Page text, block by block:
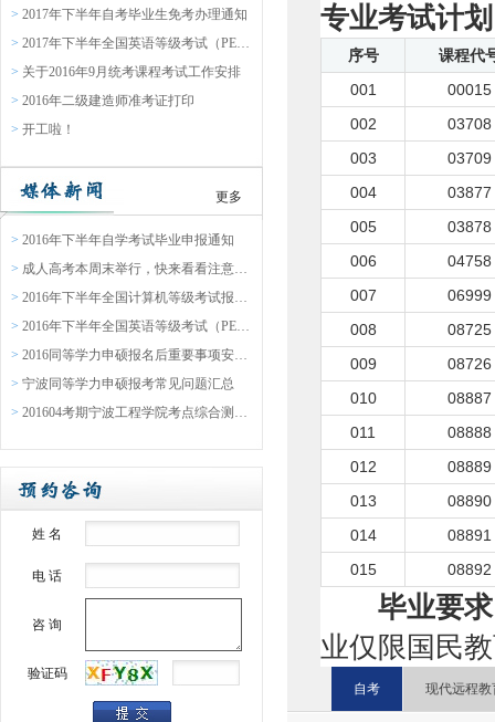
> 2017年下半年自考毕业生免考办理通知
> 2017年下半年全国英语等级考试（PETS）报名通知
> 关于2016年9月统考课程考试工作安排
> 2016年二级建造师准考证打印
> 开工啦！
更多
> 2016年下半年自学考试毕业申报通知
> 成人高考本周末举行，快来看看注意事项吧
> 2016年下半年全国计算机等级考试报名通告
> 2016年下半年全国英语等级考试（PETS）报名通知
> 2016同等学力申硕报名后重要事项安排表
> 宁波同等学力申硕报考常见问题汇总
> 201604考期宁波工程学院考点综合测验缴费通知
姓 名
电 话
咨 询
验证码
专业考试计
序号
课程代
001
00015
002
03708
003
03709
004
03877
005
03878
006
04758
007
06999
008
08725
009
08726
010
08887
011
08888
012
08889
013
08890
014
08891
015
08892
毕业要求
业仅限国民
自考 现代远程教